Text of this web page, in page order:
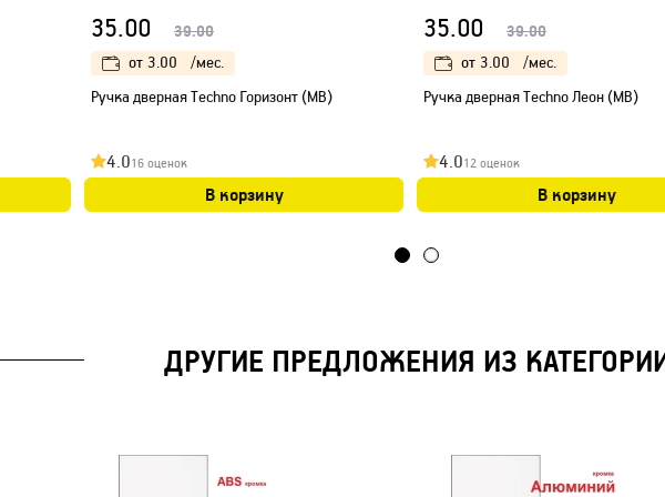
35.00 39.00
от 3.00
/мес.
Ручка дверная Techno Горизонт (МB)
4.016 оценок
В корзину
35.00 39.00
от 3.00
/мес.
Ручка дверная Techno Леон (МB)
4.012 оценок
В корзину
ДРУГИЕ ПРЕДЛОЖЕНИЯ ИЗ